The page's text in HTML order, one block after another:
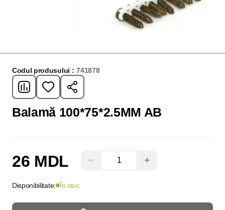
Codul produsului : 741878
Balamă 100*75*2.5MM AB
26 MDL − +
Disponibilitate: În stoc